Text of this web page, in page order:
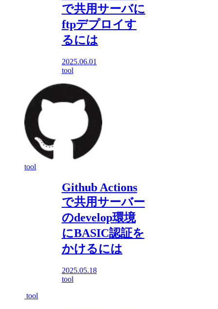
で共用サーバに
ftpデプロイす
るには
2025.06.01
tool
tool
Github Actions
で共用サーバー
のdevelop環境
にBASIC認証を
かけるには
2025.05.18
tool
tool